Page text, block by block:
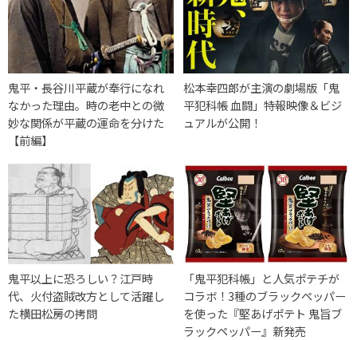
鬼平・長谷川平蔵が奉行になれ
なかった理由。時の老中との微
妙な関係が平蔵の運命を分けた
【前編】
松本幸四郎が主演の劇場版「鬼
平犯科帳 血闘」特報映像＆ビジ
ュアルが公開！
鬼平以上に恐ろしい？江戸時
代、火付盗賊改方として活躍し
た横田松房の拷問
「鬼平犯科帳」と人気ポテチが
コラボ！3種のブラックペッパー
を使った『堅あげポテト 鬼旨ブ
ラックペッパー』新発売